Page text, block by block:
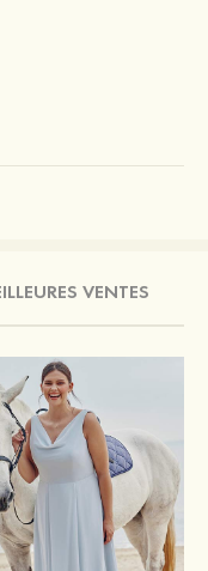
VENTES